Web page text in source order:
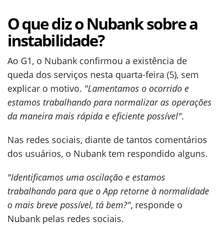
O que diz o Nubank sobre a
instabilidade?
Ao G1, o Nubank confirmou a existência de
queda dos serviços nesta quarta-feira (5), sem
explicar o motivo. "Lamentamos o ocorrido e
estamos trabalhando para normalizar as operações
da maneira mais rápida e eficiente possível".
Nas redes sociais, diante de tantos comentários
dos usuários, o Nubank tem respondido alguns.
"Identificamos uma oscilação e estamos
trabalhando para que o App retorne à normalidade
o mais breve possível, tá bem?", responde o
Nubank pelas redes sociais.